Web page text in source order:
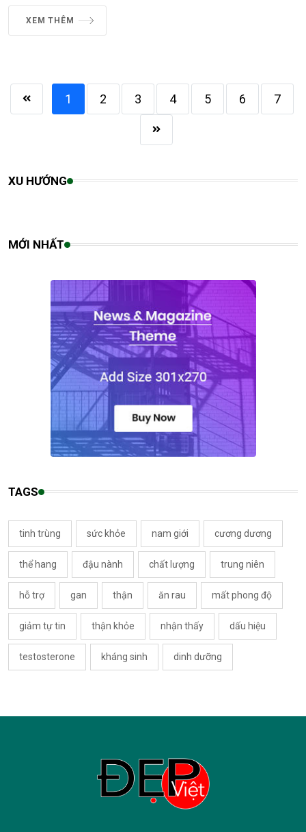
XEM THÊM
1 2 3 4 5 6 7
XU HƯỚNG
MỚI NHẤT
TAGS
tinh trùng sức khỏe nam giới cương dương
thể hang đậu nành chất lượng trung niên
hỗ trợ gan thận ăn rau mất phong độ
giảm tự tin thận khỏe nhận thấy dấu hiệu
testosterone kháng sinh dinh dưỡng